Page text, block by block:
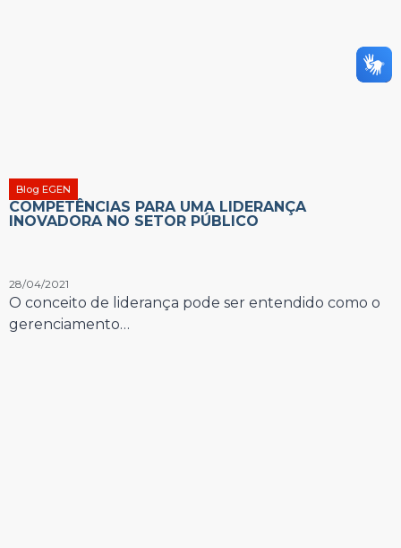
Blog EGEN
COMPETÊNCIAS PARA UMA LIDERANÇA
INOVADORA NO SETOR PÚBLICO
28/04/2021
O conceito de liderança pode ser entendido como o
gerenciamento…